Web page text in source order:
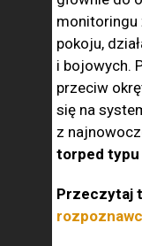
monitoringu
pokoju,
i bojowych.
przeciw
się na
z
torped typu
Przeczytaj